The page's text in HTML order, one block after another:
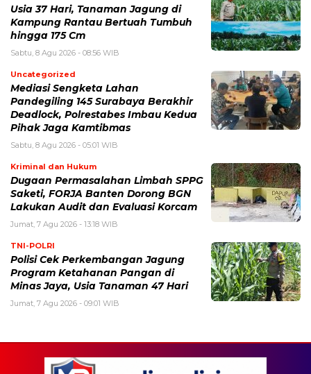
Usia 37 Hari, Tanaman Jagung di
Kampung Rantau Bertuah Tumbuh
hingga 175 Cm
Sabtu, 8 Agu 2026 - 08:56 WIB
Uncategorized
Mediasi Sengketa Lahan
Pandegiling 145 Surabaya Berakhir
Deadlock, Polrestabes Imbau Kedua
Pihak Jaga Kamtibmas
Sabtu, 8 Agu 2026 - 05:01 WIB
Kriminal dan Hukum
Dugaan Permasalahan Limbah SPPG
Saketi, FORJA Banten Dorong BGN
Lakukan Audit dan Evaluasi Korcam
Jumat, 7 Agu 2026 - 13:18 WIB
TNI-POLRI
Polisi Cek Perkembangan Jagung
Program Ketahanan Pangan di
Minas Jaya, Usia Tanaman 47 Hari
Jumat, 7 Agu 2026 - 09:01 WIB